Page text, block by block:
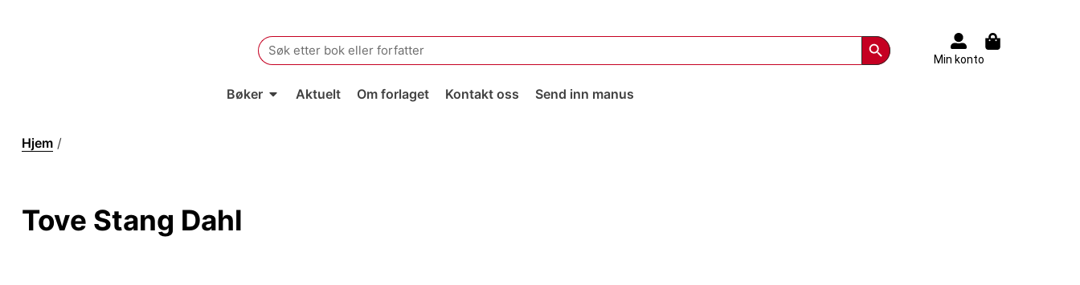
Search
for:
Search Button
Min konto
Bøker Aktuelt Om forlaget Kontakt oss Send inn manus
Hjem /
Tove Stang Dahl